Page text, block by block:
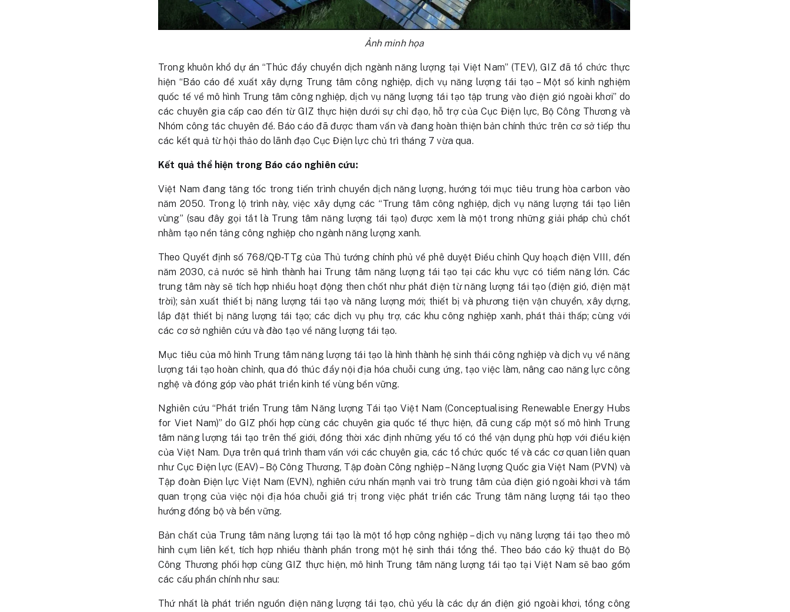
Ảnh minh họa
Trong khuôn khổ dự án “Thúc đẩy chuyển dịch ngành năng lượng tại Việt Nam” (TEV), GIZ đã tổ chức thực
hiện “Báo cáo đề xuất xây dựng Trung tâm công nghiệp, dịch vụ năng lượng tái tạo – Một số kinh nghiệm
quốc tế về mô hình Trung tâm công nghiệp, dịch vụ năng lượng tái tạo tập trung vào điện gió ngoài khơi” do
các chuyên gia cấp cao đến từ GIZ thực hiện dưới sự chỉ đạo, hỗ trợ của Cục Điện lực, Bộ Công Thương và
Nhóm công tác chuyên đề. Báo cáo đã được tham vấn và đang hoàn thiện bản chính thức trên cơ sở tiếp thu
các kết quả từ hội thảo do lãnh đạo Cục Điện lực chủ trì tháng 7 vừa qua.
Kết quả thể hiện trong Báo cáo nghiên cứu:
Việt Nam đang tăng tốc trong tiến trình chuyển dịch năng lượng, hướng tới mục tiêu trung hòa carbon vào
năm 2050. Trong lộ trình này, việc xây dựng các “Trung tâm công nghiệp, dịch vụ năng lượng tái tạo liên
vùng” (sau đây gọi tắt là Trung tâm năng lượng tái tạo) được xem là một trong những giải pháp chủ chốt
nhằm tạo nền tảng công nghiệp cho ngành năng lượng xanh.
Theo Quyết định số 768/QĐ-TTg của Thủ tướng chính phủ về phê duyệt Điều chỉnh Quy hoạch điện VIII, đến
năm 2030, cả nước sẽ hình thành hai Trung tâm năng lượng tái tạo tại các khu vực có tiềm năng lớn. Các
trung tâm này sẽ tích hợp nhiều hoạt động then chốt như phát điện từ năng lượng tái tạo (điện gió, điện mặt
trời); sản xuất thiết bị năng lượng tái tạo và năng lượng mới; thiết bị và phương tiện vận chuyển, xây dựng,
lắp đặt thiết bị năng lượng tái tạo; các dịch vụ phụ trợ, các khu công nghiệp xanh, phát thải thấp; cùng với
các cơ sở nghiên cứu và đào tạo về năng lượng tái tạo.
Mục tiêu của mô hình Trung tâm năng lượng tái tạo là hình thành hệ sinh thái công nghiệp và dịch vụ về năng
lượng tái tạo hoàn chỉnh, qua đó thúc đẩy nội địa hóa chuỗi cung ứng, tạo việc làm, nâng cao năng lực công
nghệ và đóng góp vào phát triển kinh tế vùng bền vững.
Nghiên cứu “Phát triển Trung tâm Năng lượng Tái tạo Việt Nam (Conceptualising Renewable Energy Hubs
for Viet Nam)” do GIZ phối hợp cùng các chuyên gia quốc tế thực hiện, đã cung cấp một số mô hình Trung
tâm năng lượng tái tạo trên thế giới, đồng thời xác định những yếu tố có thể vận dụng phù hợp với điều kiện
của Việt Nam. Dựa trên quá trình tham vấn với các chuyên gia, các tổ chức quốc tế và các cơ quan liên quan
như Cục Điện lực (EAV) – Bộ Công Thương, Tập đoàn Công nghiệp – Năng lượng Quốc gia Việt Nam (PVN) và
Tập đoàn Điện lực Việt Nam (EVN), nghiên cứu nhấn mạnh vai trò trung tâm của điện gió ngoài khơi và tầm
quan trọng của việc nội địa hóa chuỗi giá trị trong việc phát triển các Trung tâm năng lượng tái tạo theo
hướng đồng bộ và bền vững.
Bản chất của Trung tâm năng lượng tái tạo là một tổ hợp công nghiệp – dịch vụ năng lượng tái tạo theo mô
hình cụm liên kết, tích hợp nhiều thành phần trong một hệ sinh thái tổng thể. Theo báo cáo kỹ thuật do Bộ
Công Thương phối hợp cùng GIZ thực hiện, mô hình Trung tâm năng lượng tái tạo tại Việt Nam sẽ bao gồm
các cấu phần chính như sau:
Thứ nhất là phát triển nguồn điện năng lượng tái tạo, chủ yếu là các dự án điện gió ngoài khơi, tổng công